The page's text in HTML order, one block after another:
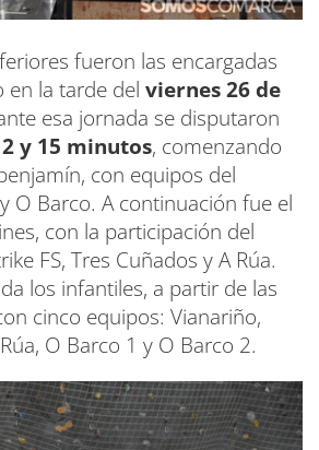
fueron las encargadas
en la tarde del viernes 26 de
esa jornada se disputaron
y 15 minutos, comenzando
con equipos del
O Barco. A continuación fue el
con la participación del
FS, Tres Cuñados y A Rúa.
los infantiles, a partir de las
cinco equipos: Vianariño,
O Barco 1 y O Barco 2.